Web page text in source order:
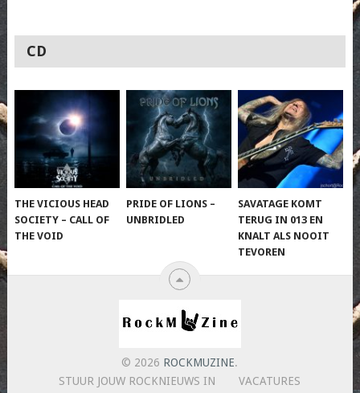
CD
THE VICIOUS HEAD
SOCIETY – CALL OF
THE VOID
PRIDE OF LIONS –
UNBRIDLED
SAVATAGE KOMT
TERUG IN 013 EN
KNALT ALS NOOIT
TEVOREN
© 2026 ROCKMUZINE.
STUUR JOUW ROCKNIEUWS IN
VACATURES